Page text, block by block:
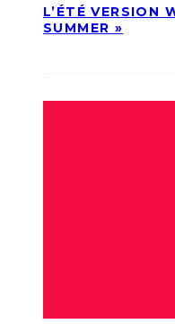
L’ÉTÉ VERSION
SUMMER »